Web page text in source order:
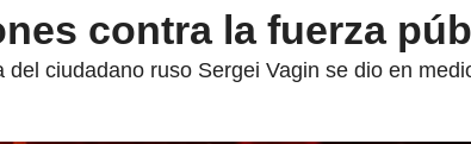
contra la fuerza
del ciudadano ruso Sergei Vagin se dio en